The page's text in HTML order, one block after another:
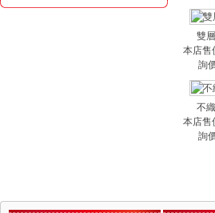
雙
本店售
詢
不
本店售
詢